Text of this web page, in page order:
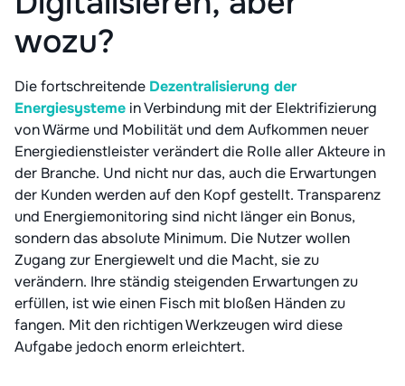
wozu?
Die fortschreitende Dezentralisierung der
Energiesysteme in Verbindung mit der Elektrifizierung
von Wärme und Mobilität und dem Aufkommen neuer
Energiedienstleister verändert die Rolle aller Akteure in
der Branche. Und nicht nur das, auch die Erwartungen
der Kunden werden auf den Kopf gestellt. Transparenz
und Energiemonitoring sind nicht länger ein Bonus,
sondern das absolute Minimum. Die Nutzer wollen
Zugang zur Energiewelt und die Macht, sie zu
verändern. Ihre ständig steigenden Erwartungen zu
erfüllen, ist wie einen Fisch mit bloßen Händen zu
fangen. Mit den richtigen Werkzeugen wird diese
Aufgabe jedoch enorm erleichtert.